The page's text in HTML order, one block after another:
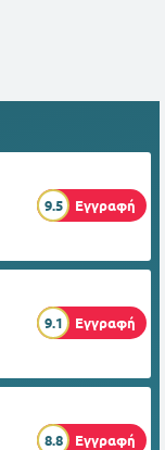
9.5 Εγγραφή
9.1 Εγγραφή
8.8 Εγγραφή